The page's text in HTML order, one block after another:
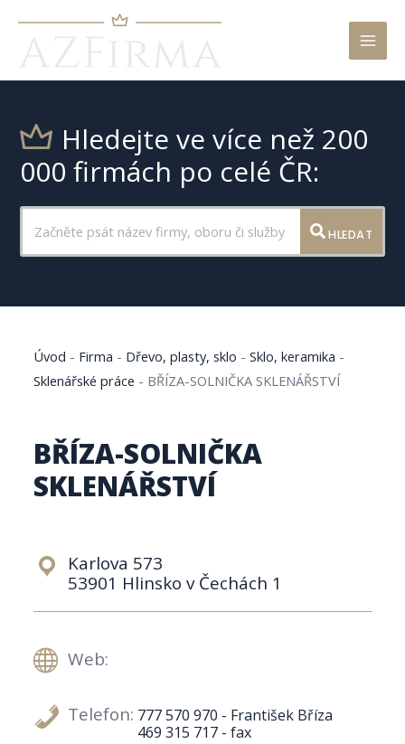
Hledejte ve více než 200
000 firmách po celé ČR:
HLEDAT
Úvod - Firma - Dřevo, plasty, sklo -Sklo, keramika -
Sklenářské práce - BŘÍZA-SOLNIČKA SKLENÁŘSTVÍ
BŘÍZA-SOLNIČKA
SKLENÁŘSTVÍ
Karlova 573
53901 Hlinsko v Čechách 1
Web:
Telefon: 777 570 970 - František Bříza
469 315 717 - fax